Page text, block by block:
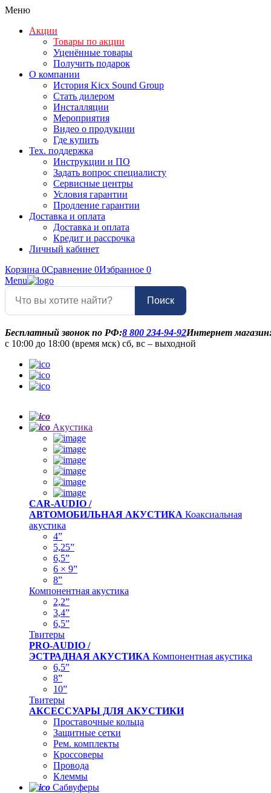
Меню
Акции
Товары по акции
Уценённые товары
Получить подарок
О компании
История Kicx Sound Group
Стать дилером
Инсталляции
Мероприятия
Видео о продукции
Где купить
Тех. поддержка
Инструкции и ПО
Задать вопрос специалисту
Сервисные центры
Условия гарантии
Продление гарантии
Доставка и оплата
Доставка и оплата
Кредит и рассрочка
Личный кабинет
Корзина 0Сравнение 0Избранное 0
Бесплатный звонок по РФ:8 800 234-94-92Интернет
с 10:00 до 18:00 (время мск) сб, вс – выходной
Menu
Поиск
Акустика
CAR-AUDIO /
АВТОМОБИЛЬНАЯ АКУСТИКА Коаксиальная
акустика
4”
5,25”
6,5”
6 × 9”
8”
Компонентная акустика
2,2”
3,4”
6,5”
Твитеры
PRO-AUDIO /
ЭСТРАДНАЯ АКУСТИКА Компонентная акустика
6,5”
8”
10”
Твитеры
АКСЕССУАРЫ ДЛЯ АКУСТИКИ
Проставочные кольца
Защитные сетки
Рем. комплекты
Кроссоверы
Провода
Клеммы
Сабвуферы